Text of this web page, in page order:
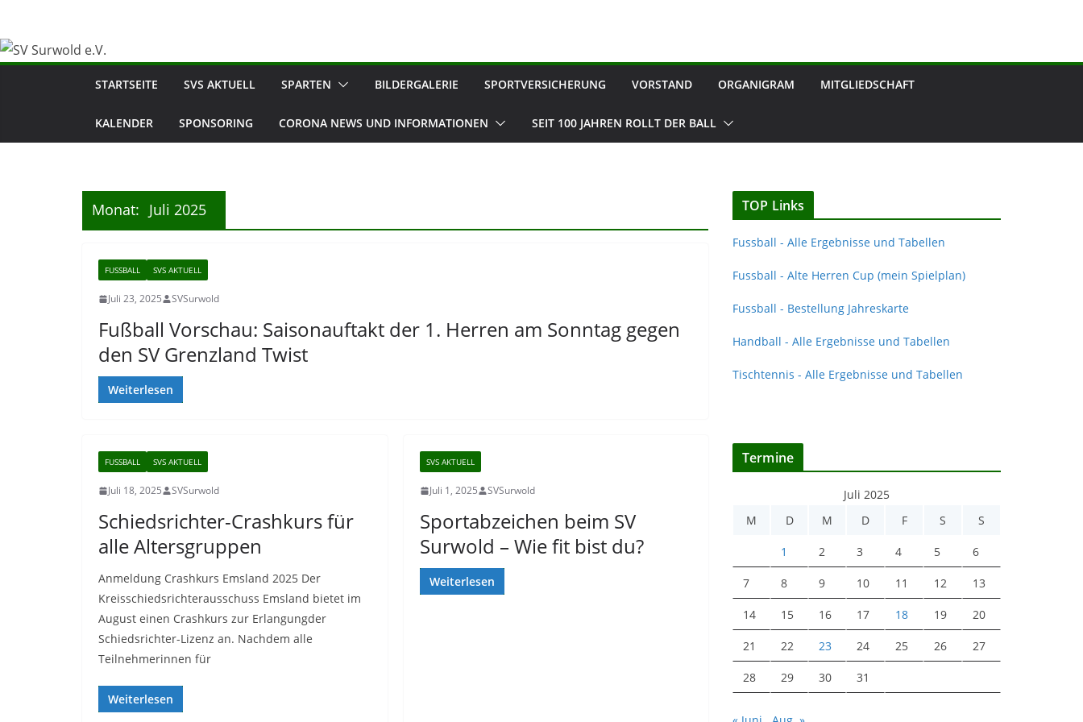
springen
STARTSEITE SVS AKTUELL SPARTEN BILDERGALERIE SPORTVERSICHERUNG VORSTAND ORGANIGRAM MITGLIEDSCHAFT
KALENDER SPONSORING CORONA NEWS UND INFORMATIONEN SEIT 100 JAHREN ROLLT DER BALL
Monat: Juli 2025
FUSSBALL SVS AKTUELL
Juli 23, 2025 SVSurwold
Fußball Vorschau: Saisonauftakt der 1. Herren am Sonntag gegen
den SV Grenzland Twist
Weiterlesen
FUSSBALL SVS AKTUELL
Juli 18, 2025 SVSurwold
Schiedsrichter-Crashkurs für
alle Altersgruppen
Anmeldung Crashkurs Emsland 2025 Der
Kreisschiedsrichterausschuss Emsland bietet im
August einen Crashkurs zur Erlangungder
Schiedsrichter-Lizenz an. Nachdem alle
Teilnehmerinnen für
Weiterlesen
SVS AKTUELL
Juli 1, 2025 SVSurwold
Sportabzeichen beim SV
Surwold – Wie fit bist du?
Weiterlesen
TOP Links
Fussball - Alle Ergebnisse und Tabellen
Fussball - Alte Herren Cup (mein Spielplan)
Fussball - Bestellung Jahreskarte
Handball - Alle Ergebnisse und Tabellen
Tischtennis - Alle Ergebnisse und Tabellen
Termine
Juli 2025
M
D M D F S S
1 2 3 4 5 6
7 8 9 10 11 12 13
14 15 16 17 18 19 20
21 22 23 24 25 26 27
28 29 30 31